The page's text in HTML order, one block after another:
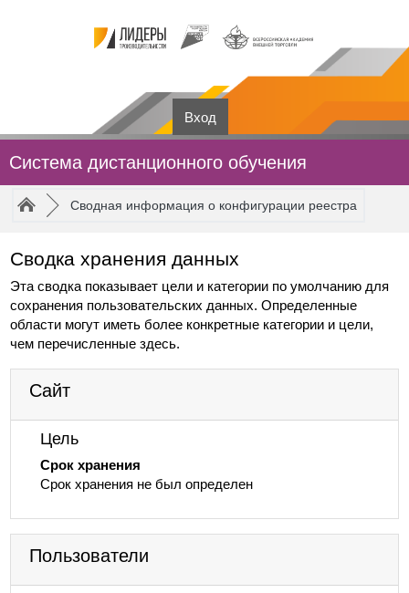
Вход
Система дистанционного обучения
Путь к странице
/► Сводная информация о конфигурации реестра
Сводка хранения данных
Эта сводка показывает цели и категории по умолчанию для
сохранения пользовательских данных. Определенные
области могут иметь более конкретные категории и цели,
чем перечисленные здесь.
Сайт
Цель
Срок хранения
Срок хранения не был определен
Пользователи